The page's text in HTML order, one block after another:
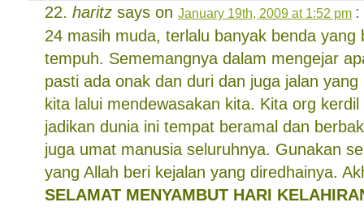
haritz says on January 19th, 2009 at 1:52 pm :
24 masih muda, terlalu banyak benda yang
tempuh. Sememangnya dalam mengejar
pasti ada onak dan duri dan juga jalan
kita lalui mendewasakan kita. Kita org
jadikan dunia ini tempat beramal dan
juga umat manusia seluruhnya. Gunakan
yang Allah beri kejalan yang diredhainya.
SELAMAT MENYAMBUT HARI